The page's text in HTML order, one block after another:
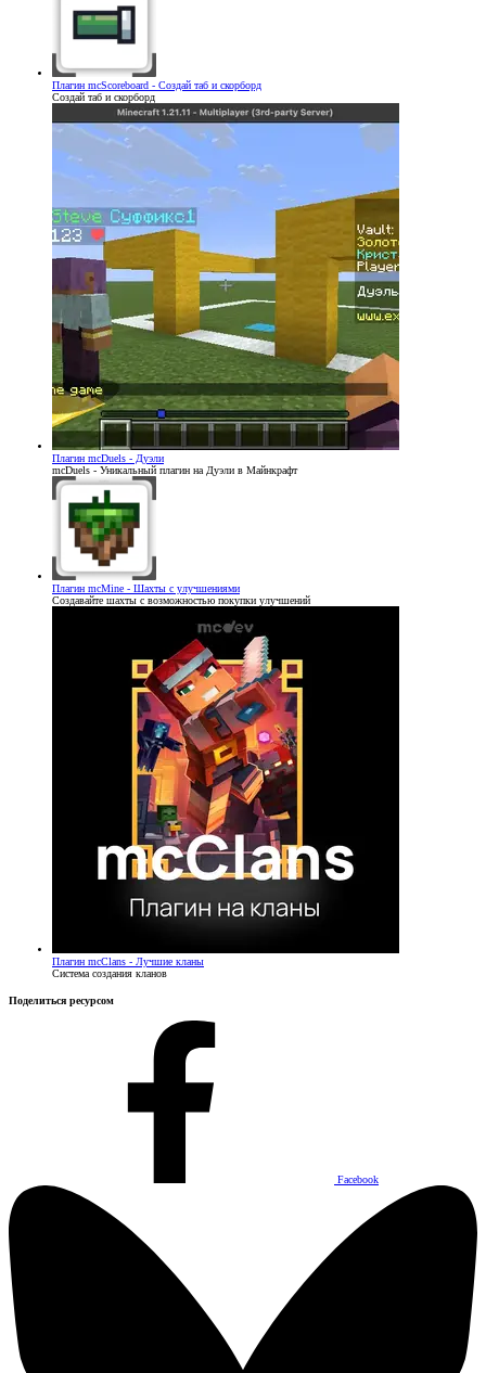
Плагин mcScoreboard - Создай таб и скорборд
Создай таб и скорборд
Плагин mcDuels - Дуэли
mcDuels - Уникальный плагин на Дуэли в Майнкрафт
Плагин mcMine - Шахты с улучшениями
Создавайте шахты с возможностью покупки улучшений
Плагин mcClans - Лучшие кланы
Система создания кланов
Поделиться ресурсом
Facebook